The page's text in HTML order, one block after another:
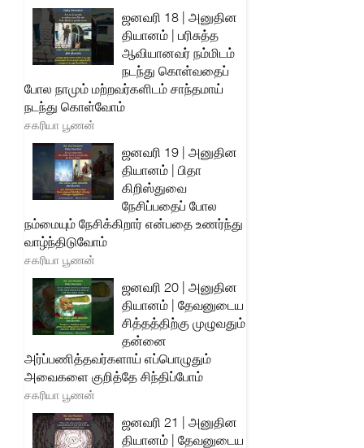
ஜனவரி 18 | அனுதின
தியானம் | பரிசுத்த
ஆவியானவர் நம்மிடம்
நடந்து கொள்வதைப்
போல நாமும் மற்றவர்களிடம் சாந்தமாய்
நடந்து கொள்வோம்
சகரியா பூணன்
ஜனவரி 19 | அனுதின
தியானம் | பிதா
கிறிஸ்துவை
நேசிப்பதைப் போல
நம்மையும் நேசிக்கிறார் என்பதை உணர்ந்து
வாழ்ந்திடுவோம்
சகரியா பூணன்
ஜனவரி 20 | அனுதின
தியானம் | தேவனுடைய
சித்தத்திற்கு முழுவதும்
தன்னை
அர்ப்பணித்தவர்களாய் எப்பொழுதும்
அவைகளை குறித்தே சிந்திப்போம்
சகரியா பூணன்
ஜனவரி 21 | அனுதின
தியானம் | தேவனுடைய